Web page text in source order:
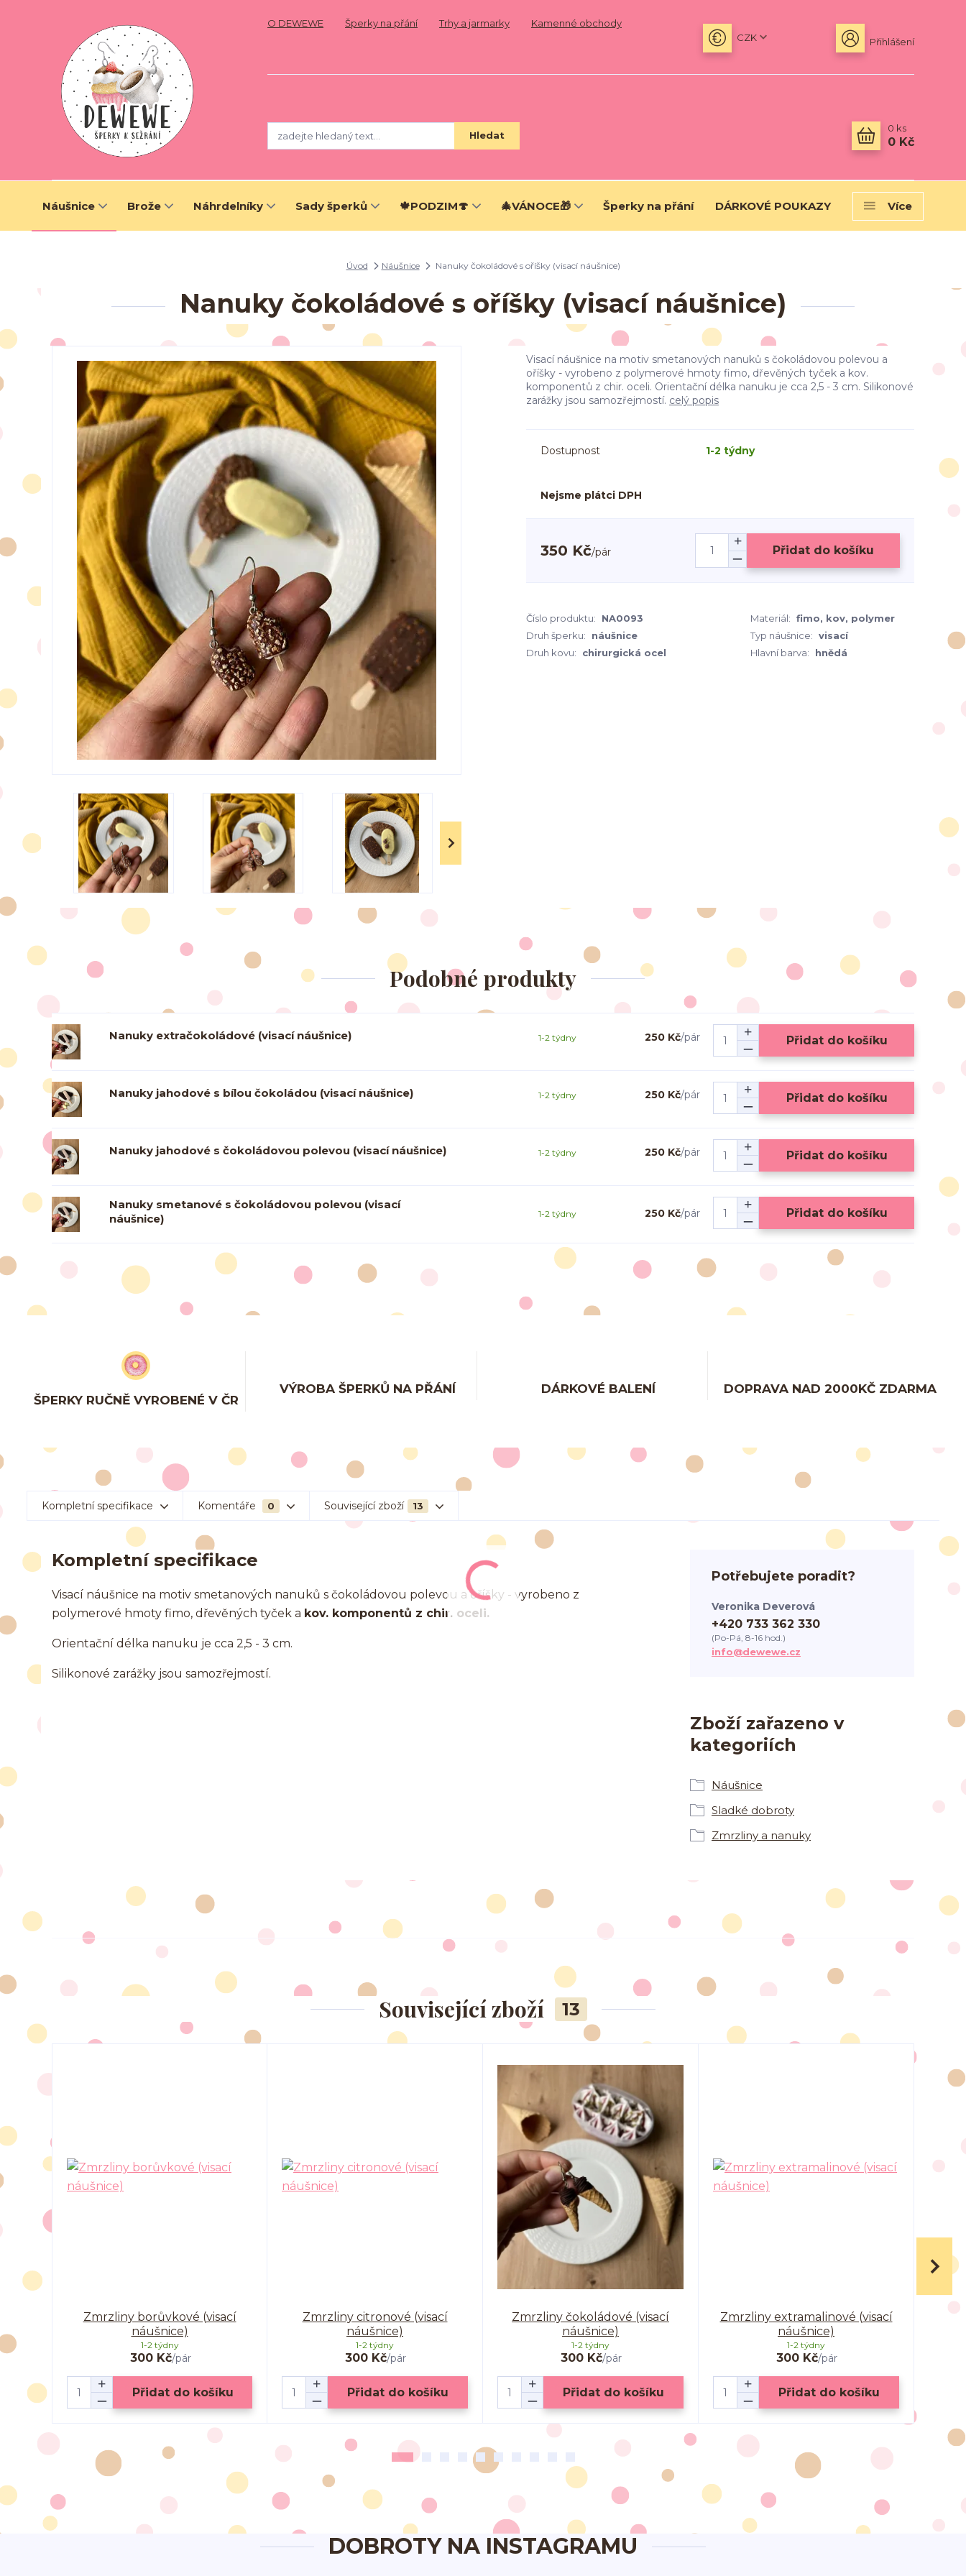
O DEWEWE Šperky na přání Trhy a jarmarky
Kamenné obchody
CZK
Přihlášení
Hledat
0 ks
0 Kč
Náušnice Brože Náhrdelníky Sady šperků 🍁PODZIM🍄 🎄VÁNOCE🎁 Šperky na přání DÁRKOVÉ POUKAZY Více
Úvod Náušnice Nanuky čokoládové s oříšky (visací náušnice)
Nanuky čokoládové s oříšky (visací náušnice)
Visací náušnice na motiv smetanových nanuků s čokoládovou polevou a
oříšky - vyrobeno z polymerové hmoty fimo, dřevěných tyček a kov.
komponentů z chir. oceli. Orientační délka nanuku je cca 2,5 - 3 cm. Silikonové
zarážky jsou samozřejmostí. celý popis
Dostupnost 1-2 týdny
Nejsme plátci DPH
350 Kč/pár Přidat do košíku
Číslo produktu: NA0093 Materiál: fimo, kov, polymer
Druh šperku:
náušnice Typ náušnice: visací
Druh kovu:
chirurgická ocel Hlavní barva: hnědá
Podobné produkty
Nanuky extračokoládové (visací náušnice) 250 Kč/pár
1-2 týdny Přidat do košíku
Nanuky jahodové s bílou čokoládou (visací náušnice) 250 Kč/pár
1-2 týdny Přidat do košíku
Nanuky jahodové s čokoládovou polevou (visací náušnice) 250 Kč/pár
1-2 týdny Přidat do košíku
Nanuky smetanové s čokoládovou polevou (visací
náušnice)
250 Kč/pár
1-2 týdny Přidat do košíku
ŠPERKY RUČNĚ VYROBENÉ V ČR
VÝROBA ŠPERKŮ NA PŘÁNÍ DÁRKOVÉ BALENÍ DOPRAVA NAD 2000KČ ZDARMA
Kompletní specifikace Komentáře 0 Související zboží 13
Kompletní specifikace
Visací náušnice na motiv smetanových nanuků s čokoládovou polevou a oříšky - vyrobeno z
polymerové hmoty fimo, dřevěných tyček a kov. komponentů z chir. oceli.
Orientační délka nanuku je cca 2,5 - 3 cm.
Silikonové zarážky jsou samozřejmostí.
Zboží zařazeno v
kategoriích
Náušnice
Sladké dobroty
Zmrzliny a nanuky
Potřebujete poradit?
Veronika Deverová
+420 733 362 330
(Po-Pá, 8-16 hod.)
info@dewewe.cz
Související zboží 13
Zmrzliny borůvkové (visací
náušnice)
300 Kč/pár
1-2 týdny
Přidat do košíku
Zmrzliny citronové (visací
náušnice)
300 Kč/pár
1-2 týdny
Přidat do košíku
Zmrzliny čokoládové (visací
náušnice)
300 Kč/pár
1-2 týdny
Přidat do košíku
Zmrzliny extramalinové (visací
náušnice)
300 Kč/pár
1-2 týdny
Přidat do košíku
DOBROTY NA INSTAGRAMU